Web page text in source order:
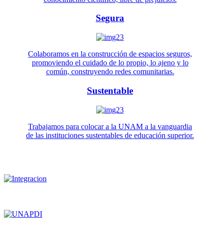
Segura
Colaboramos en la construcción de espacios seguros,
promoviendo el cuidado de lo propio, lo ajeno y lo
común, construyendo redes comunitarias.
Sustentable
Trabajamos para colocar a la UNAM a la vanguardia
de las instituciones sustentables de educación superior.